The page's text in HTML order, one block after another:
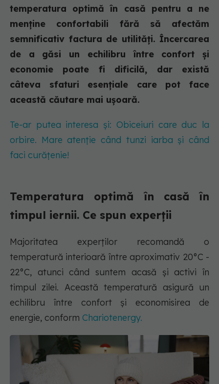
temperatura optimă în casă pentru a ne
menține confortabili fără să afectăm
semnificativ factura de utilități. Încercarea
de a găsi un echilibru între confort și
economie poate fi dificilă, dar există
câteva sfaturi esențiale care pot face
această căutare mai ușoară.
Te-ar putea interesa și: Obiceiuri care duc la
orbire. Mare atenție când tunzi iarba și când
faci curățenie!
Temperatura optimă în casă în
timpul iernii. Ce spun experții
Majoritatea experților recomandă o
temperatură interioară între aproximativ 20°C -
22°C, atunci când suntem acasă și activi în
timpul zilei. Această temperatură asigură un
echilibru între confort și economisirea de
energie, conform Chariotenergy.